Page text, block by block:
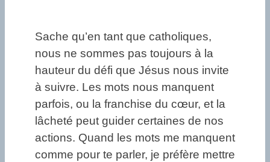
Sache qu’en tant que catholiques,
nous ne sommes pas toujours à la
hauteur du défi que Jésus nous invite
à suivre. Les mots nous manquent
parfois, ou la franchise du cœur, et la
lâcheté peut guider certaines de nos
actions. Quand les mots me manquent
comme pour te parler, je préfère mettre